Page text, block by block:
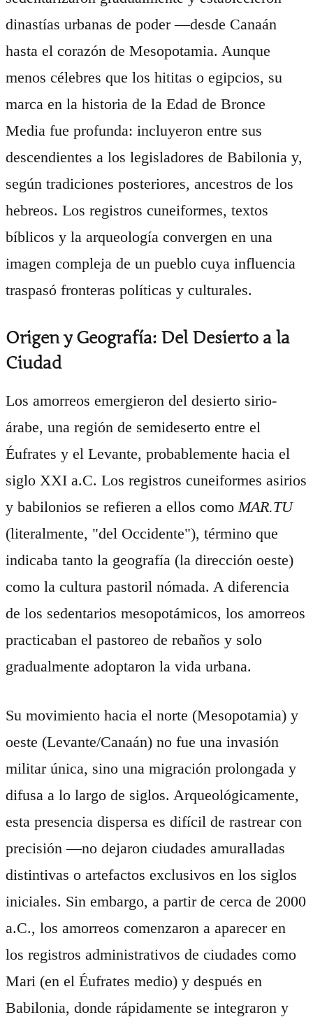
dinastías urbanas de poder —desde Canaán
hasta el corazón de Mesopotamia. Aunque
menos célebres que los hititas o egipcios, su
marca en la historia de la Edad de Bronce
Media fue profunda: incluyeron entre sus
descendientes a los legisladores de Babilonia y,
según tradiciones posteriores, ancestros de los
hebreos. Los registros cuneiformes, textos
bíblicos y la arqueología convergen en una
imagen compleja de un pueblo cuya influencia
traspasó fronteras políticas y culturales.
Origen y Geografía: Del Desierto a la
Ciudad
Los amorreos emergieron del desierto sirio-
árabe, una región de semideserto entre el
Éufrates y el Levante, probablemente hacia el
siglo XXI a.C. Los registros cuneiformes asirios
y babilonios se refieren a ellos como MAR.TU
(literalmente, "del Occidente"), término que
indicaba tanto la geografía (la dirección oeste)
como la cultura pastoril nómada. A diferencia
de los sedentarios mesopotámicos, los amorreos
practicaban el pastoreo de rebaños y solo
gradualmente adoptaron la vida urbana.
Su movimiento hacia el norte (Mesopotamia) y
oeste (Levante/Canaán) no fue una invasión
militar única, sino una migración prolongada y
difusa a lo largo de siglos. Arqueológicamente,
esta presencia dispersa es difícil de rastrear con
precisión —no dejaron ciudades amuralladas
distintivas o artefactos exclusivos en los siglos
iniciales. Sin embargo, a partir de cerca de 2000
a.C., los amorreos comenzaron a aparecer en
los registros administrativos de ciudades como
Mari (en el Éufrates medio) y después en
Babilonia, donde rápidamente se integraron y